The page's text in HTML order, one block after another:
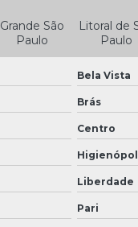
Grande São
Paulo
Litoral de
Paulo
Bela Vista
Brás
Centro
Liberdade
Pari